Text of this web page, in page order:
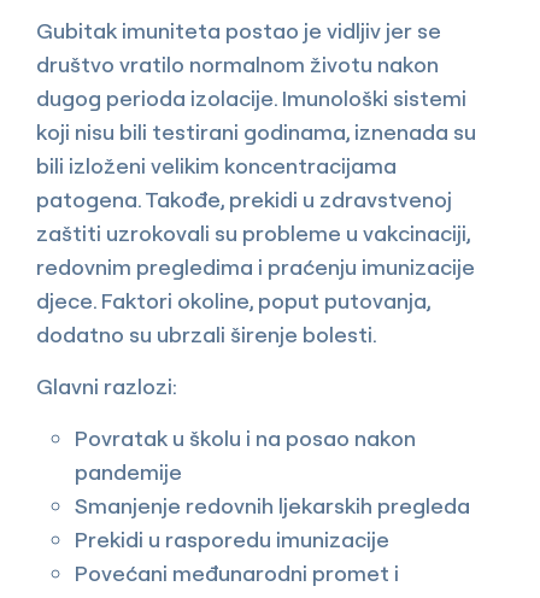
Gubitak imuniteta postao je vidljiv jer se
društvo vratilo normalnom životu nakon
dugog perioda izolacije. Imunološki sistemi
koji nisu bili testirani godinama, iznenada su
bili izloženi velikim koncentracijama
patogena. Takođe, prekidi u zdravstvenoj
zaštiti uzrokovali su probleme u vakcinaciji,
redovnim pregledima i praćenju imunizacije
djece. Faktori okoline, poput putovanja,
dodatno su ubrzali širenje bolesti.
Glavni razlozi:
Povratak u školu i na posao nakon
pandemije
Smanjenje redovnih ljekarskih pregleda
Prekidi u rasporedu imunizacije
Povećani međunarodni promet i